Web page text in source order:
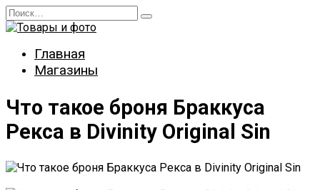
Перейти
к
Search
for:
Главная
Магазины
Что такое броня Браккуса
Рекса в Divinity Original Sin